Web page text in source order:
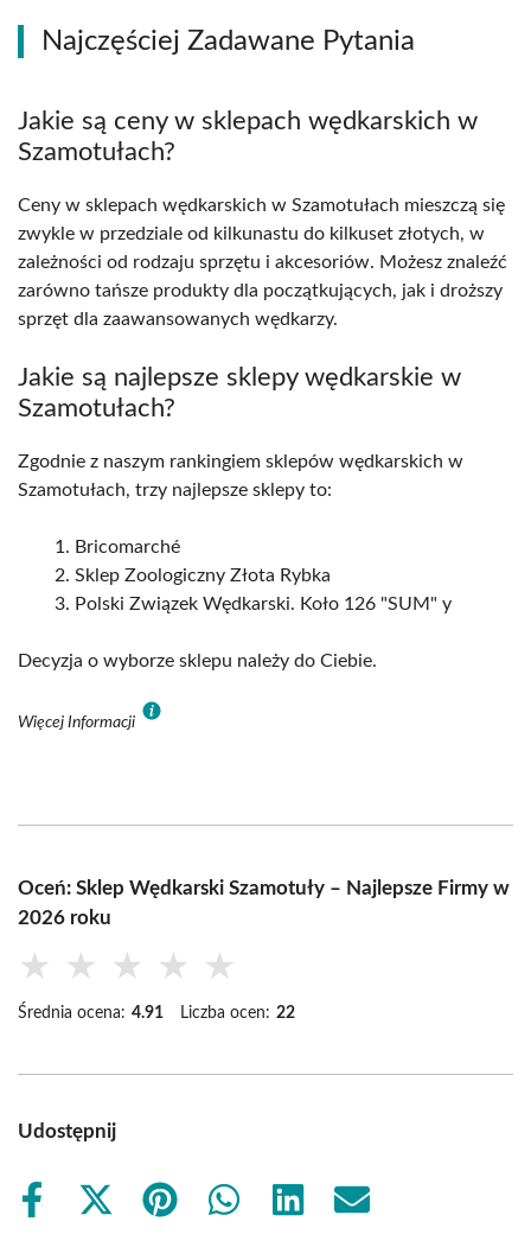
Najczęściej Zadawane Pytania
Jakie są ceny w sklepach wędkarskich w
Szamotułach?
Ceny w sklepach wędkarskich w Szamotułach mieszczą się
zwykle w przedziale od kilkunastu do kilkuset złotych, w
zależności od rodzaju sprzętu i akcesoriów. Możesz znaleźć
zarówno tańsze produkty dla początkujących, jak i droższy
sprzęt dla zaawansowanych wędkarzy.
Jakie są najlepsze sklepy wędkarskie w
Szamotułach?
Zgodnie z naszym rankingiem sklepów wędkarskich w
Szamotułach, trzy najlepsze sklepy to:
Bricomarché
Sklep Zoologiczny Złota Rybka
Polski Związek Wędkarski. Koło 126 "SUM" y
Decyzja o wyborze sklepu należy do Ciebie.
Więcej Informacji
Oceń: Sklep Wędkarski Szamotuły – Najlepsze Firmy w
2026 roku
★ ★ ★ ★ ★
Średnia ocena: 4.91 Liczba ocen: 22
Udostępnij
Share
Share
Share
Share
Share
Share